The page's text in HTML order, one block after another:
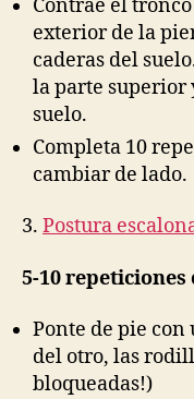
Contrae el
exterior de la
caderas del
la parte superior
suelo.
Completa 10
cambiar de lado.
3. Postura
5-10 repeticiones
Ponte de pie
del otro, las
bloqueadas!)